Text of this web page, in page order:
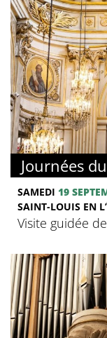
Journées
SAMEDI 19
SAINT-LOUIS EN
Visite guidée